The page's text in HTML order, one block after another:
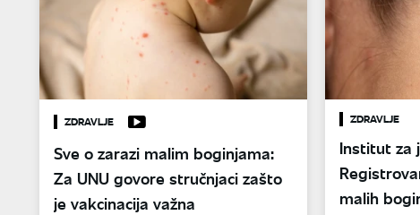
ZDRAVLJE
Sve o zarazi malim boginjama:
Za UNU govore stručnjaci zašto
je vakcinacija važna
ZDRAVLJE
Institut za
malih